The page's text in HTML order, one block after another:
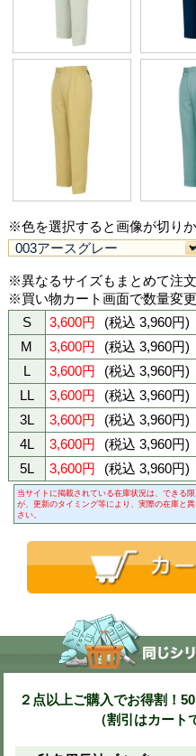
003アースグレー
019マスタード
商品購入 -色・サ